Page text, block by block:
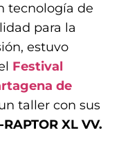
tecnología de
para la
estuvo
Festival
de
taller con sus
XL VV.